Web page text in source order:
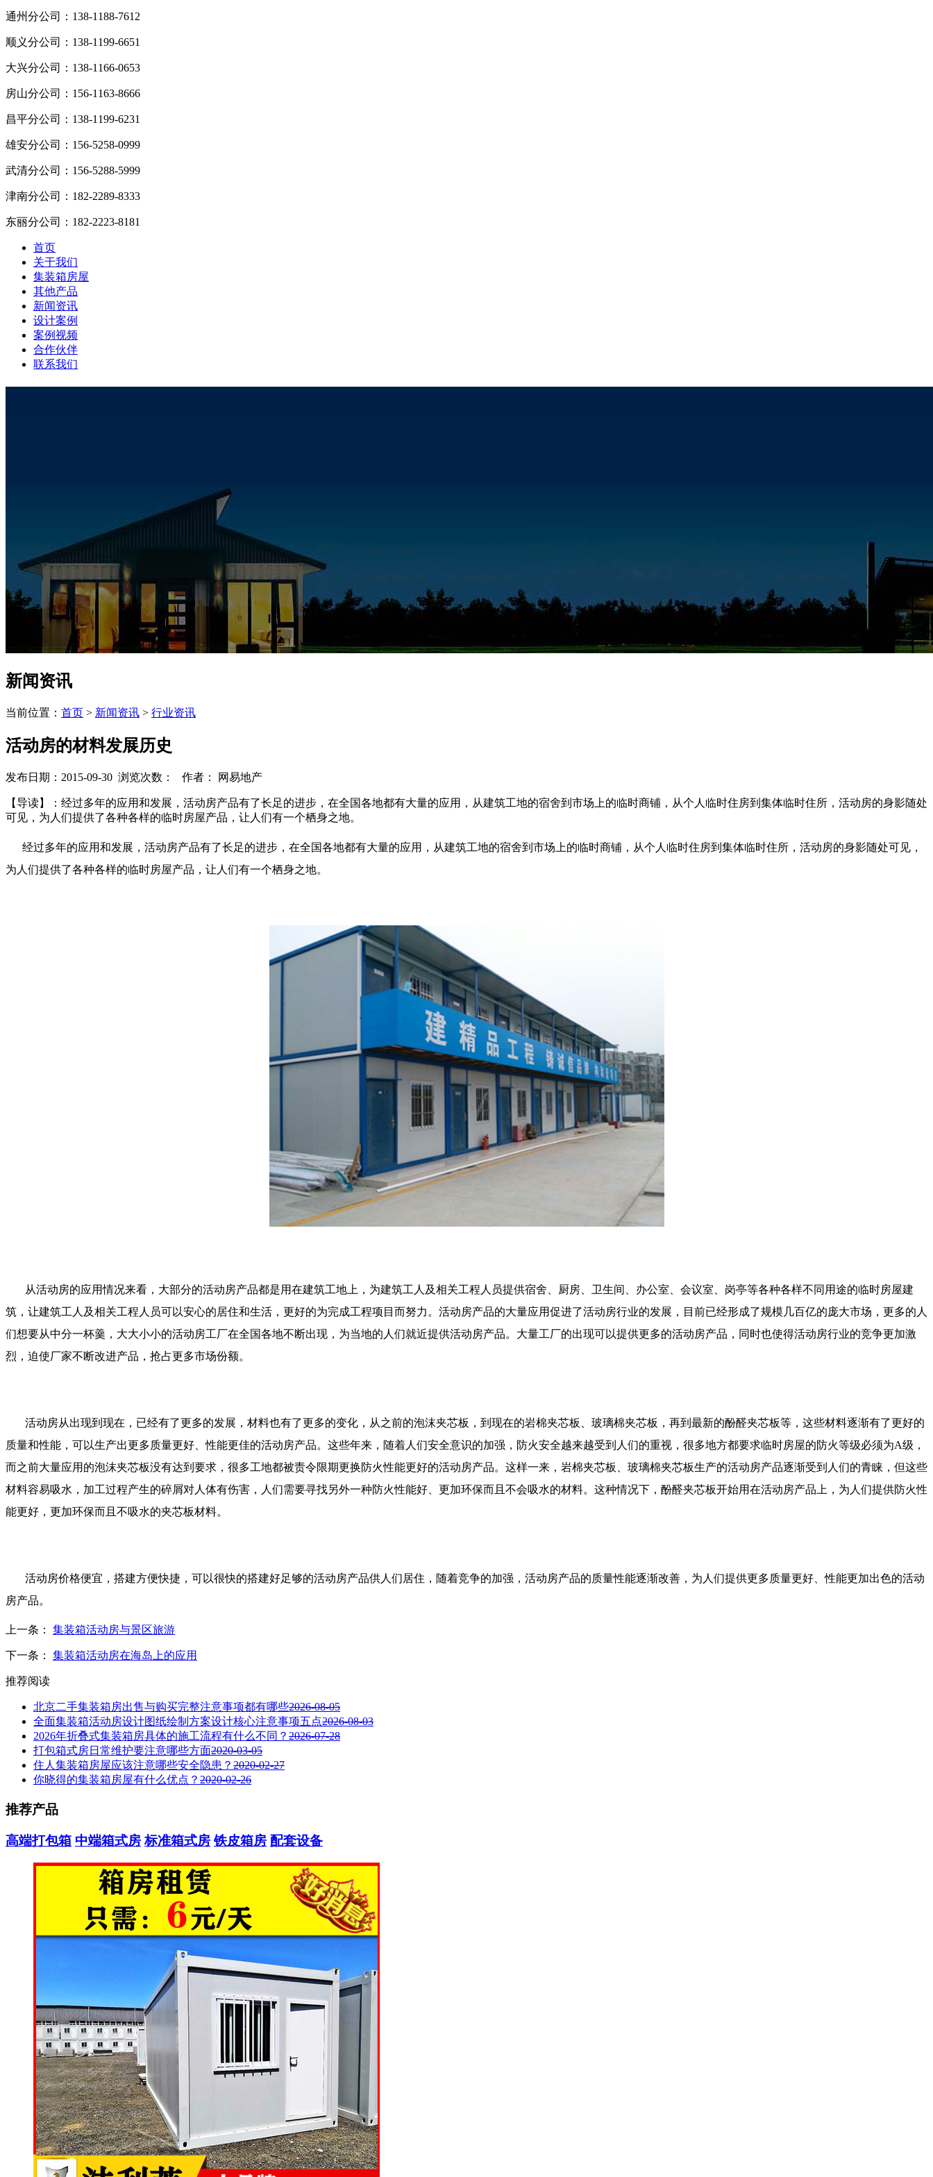
通州分公司： 138-1188-7612
顺义分公司： 138-1199-6651
大兴分公司： 138-1166-0653
房山分公司： 156-1163-8666
昌平分公司： 138-1199-6231
雄安分公司： 156-5258-0999
武清分公司： 156-5288-5999
津南分公司： 182-2289-8333
东丽分公司： 182-2223-8181
首页
关于我们
集装箱房屋
其他产品
新闻资讯
设计案例
案例视频
合作伙伴
联系我们
新闻资讯
当前位置： 首页 > 新闻资讯 > 行业资讯
活动房的材料发展历史
发布日期：2015-09-30 浏览次数： 作者： 网易地产
【导读】：经过多年的应用和发展，活动房产品有了长足的进步，在全国各地都有大量的应用，从建筑工地的宿舍到市场上的临时商铺，从个人临时住房到集体临时住所，活动房的身影随处
可见，为人们提供了各种各样的临时房屋产品，让人们有一个栖身之地。
经过多年的应用和发展，活动房产品有了长足的进步，在全国各地都有大量的应用，从建筑工地的宿舍到市场上的临时商铺，从个人临时住房到集体临时住所，活动房的身影随处可见，
为人们提供了各种各样的临时房屋产品，让人们有一个栖身之地。
从活动房的应用情况来看，大部分的活动房产品都是用在建筑工地上，为建筑工人及相关工程人员提供宿舍、厨房、卫生间、办公室、会议室、岗亭等各种各样不同用途的临时房屋建
筑，让建筑工人及相关工程人员可以安心的居住和生活，更好的为完成工程项目而努力。活动房产品的大量应用促进了活动房行业的发展，目前已经形成了规模几百亿的庞大市场，更多的人
们想要从中分一杯羹，大大小小的活动房工厂在全国各地不断出现，为当地的人们就近提供活动房产品。大量工厂的出现可以提供更多的活动房产品，同时也使得活动房行业的竞争更加激
烈，迫使厂家不断改进产品，抢占更多市场份额。
活动房从出现到现在，已经有了更多的发展，材料也有了更多的变化，从之前的泡沫夹芯板，到现在的岩棉夹芯板、玻璃棉夹芯板，再到最新的酚醛夹芯板等，这些材料逐渐有了更好的
质量和性能，可以生产出更多质量更好、性能更佳的活动房产品。这些年来，随着人们安全意识的加强，防火安全越来越受到人们的重视，很多地方都要求临时房屋的防火等级必须为A级，
而之前大量应用的泡沫夹芯板没有达到要求，很多工地都被责令限期更换防火性能更好的活动房产品。这样一来，岩棉夹芯板、玻璃棉夹芯板生产的活动房产品逐渐受到人们的青睐，但这些
材料容易吸水，加工过程产生的碎屑对人体有伤害，人们需要寻找另外一种防火性能好、更加环保而且不会吸水的材料。这种情况下，酚醛夹芯板开始用在活动房产品上，为人们提供防火性
能更好，更加环保而且不吸水的夹芯板材料。
活动房价格便宜，搭建方便快捷，可以很快的搭建好足够的活动房产品供人们居住，随着竞争的加强，活动房产品的质量性能逐渐改善，为人们提供更多质量更好、性能更加出色的活动
房产品。
上一条： 集装箱活动房与景区旅游
下一条： 集装箱活动房在海岛上的应用
推荐阅读
北京二手集装箱房出售与购买完整注意事项都有哪些2026-08-05
全面集装箱活动房设计图纸绘制方案设计核心注意事项五点2026-08-03
2026年折叠式集装箱房具体的施工流程有什么不同？ 2026-07-28
打包箱式房日常维护要注意哪些方面2020-03-05
住人集装箱房屋应该注意哪些安全隐患？ 2020-02-27
你晓得的集装箱房屋有什么优点？ 2020-02-26
推荐产品
高端打包箱 中端箱式房 标准箱式房 铁皮箱房 配套设备